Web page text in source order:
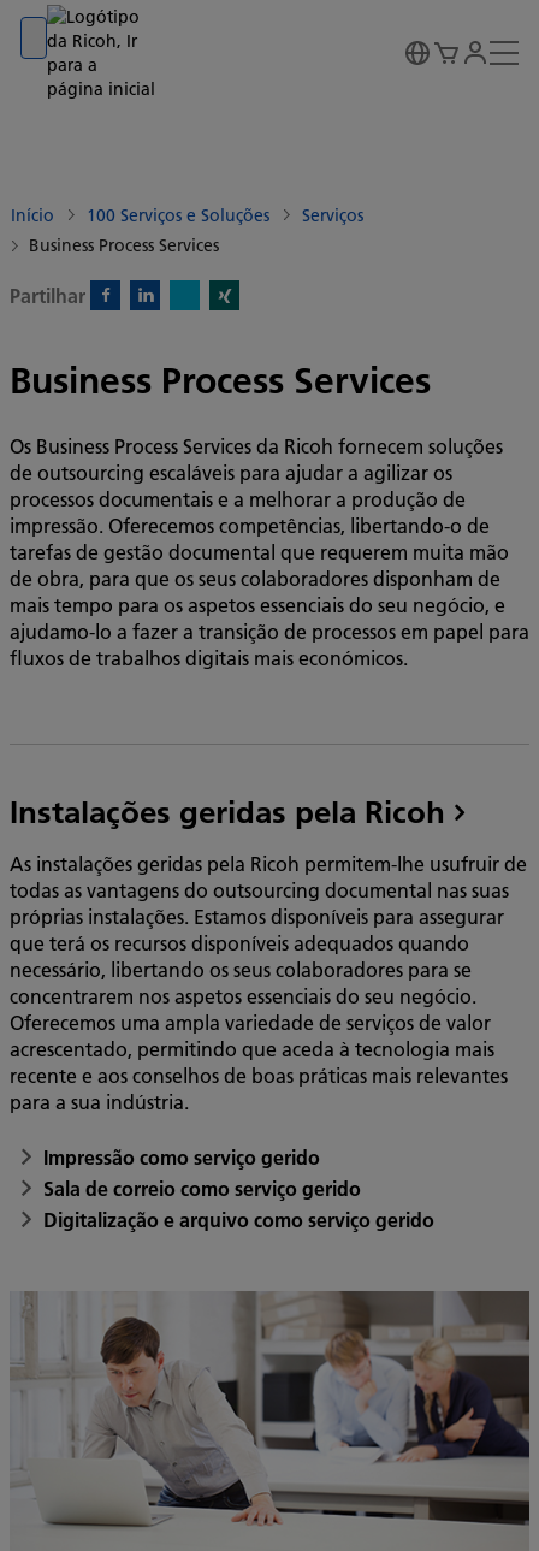
Go to banner
Go to content
Go to footer
Início 100 Serviços e Soluções
Serviços
Business Process Services
Partilhar
Business Process Services
Os Business Process Services da Ricoh fornecem soluções
de outsourcing escaláveis para ajudar a agilizar os
processos documentais e a melhorar a produção de
impressão. Oferecemos competências, libertando-o de
tarefas de gestão documental que requerem muita mão
de obra, para que os seus colaboradores disponham de
mais tempo para os aspetos essenciais do seu negócio, e
ajudamo-lo a fazer a transição de processos em papel para
fluxos de trabalhos digitais mais económicos.
Instalações geridas pela Ricoh
As instalações geridas pela Ricoh permitem-lhe usufruir de
todas as vantagens do outsourcing documental nas suas
próprias instalações. Estamos disponíveis para assegurar
que terá os recursos disponíveis adequados quando
necessário, libertando os seus colaboradores para se
concentrarem nos aspetos essenciais do seu negócio.
Oferecemos uma ampla variedade de serviços de valor
acrescentado, permitindo que aceda à tecnologia mais
recente e aos conselhos de boas práticas mais relevantes
para a sua indústria.
Impressão como serviço gerido
Sala de correio como serviço gerido
Digitalização e arquivo como serviço gerido